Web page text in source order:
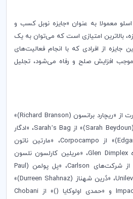
معمولا به عنوان «جایزه نوبل کسب و
بالاترین امتیازی است که می‌توان به یک
جایزه از افرادی كه با انجام فعالیت‌های
افزایش صلح و رفاه می‌شود، تجلیل
از «ریچارد برانسون (Richard Branson
)»
Sarah Beydoun)» از Sarah’s Bag، «ادگار
)» از Corpocampo، «مارتین ناتون
Glen Dimplex، «مریلین کارلسون نلسون
از شرکت‌های Carlson، «پل پولمن (Paul
، «دٌرین شهناز (Durreen Shahnaz
)»
و «حمدی اولوکایا ()» از Chobani